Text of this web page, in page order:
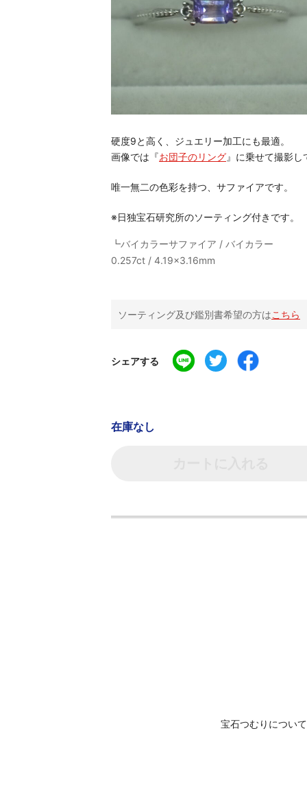
硬度9と高く、ジュエリー加工にも最適。
画像では『お団子のリング』に乗せて撮影し
唯一無二の色彩を持つ、サファイアです。
※日独宝石研究所のソーティング付きです。
┗バイカラーサファイア / バイカラー
0.257ct / 4.19x3.16mm
ソーティング及び鑑別書希望の方はこちら
シェアする
在庫なし
宝石つむりについて